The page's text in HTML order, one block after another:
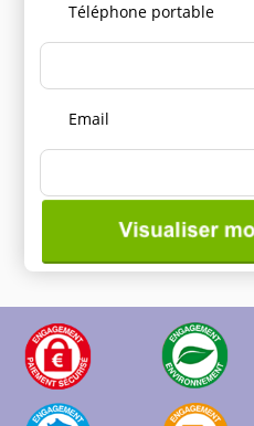
Téléphone portable
Email